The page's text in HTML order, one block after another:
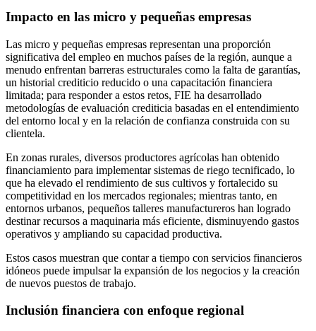
Impacto en las micro y pequeñas empresas
Las micro y pequeñas empresas representan una proporción
significativa del empleo en muchos países de la región, aunque a
menudo enfrentan barreras estructurales como la falta de garantías,
un historial crediticio reducido o una capacitación financiera
limitada; para responder a estos retos, FIE ha desarrollado
metodologías de evaluación crediticia basadas en el entendimiento
del entorno local y en la relación de confianza construida con su
clientela.
En zonas rurales, diversos productores agrícolas han obtenido
financiamiento para implementar sistemas de riego tecnificado, lo
que ha elevado el rendimiento de sus cultivos y fortalecido su
competitividad en los mercados regionales; mientras tanto, en
entornos urbanos, pequeños talleres manufactureros han logrado
destinar recursos a maquinaria más eficiente, disminuyendo gastos
operativos y ampliando su capacidad productiva.
Estos casos muestran que contar a tiempo con servicios financieros
idóneos puede impulsar la expansión de los negocios y la creación
de nuevos puestos de trabajo.
Inclusión financiera con enfoque regional